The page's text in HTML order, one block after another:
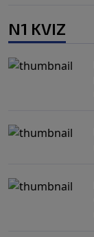
N1 KVIZ